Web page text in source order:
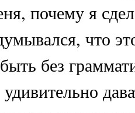
почему я
что
без